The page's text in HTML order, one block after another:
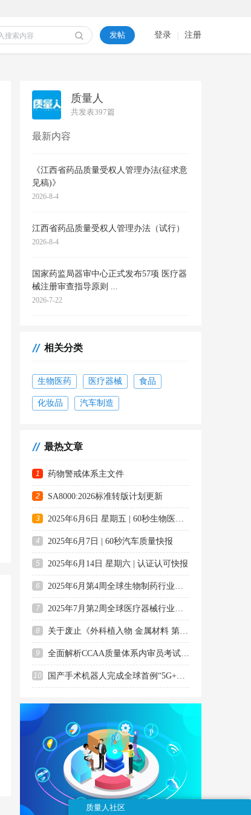
注册
登录
发帖
质量人
共发表397篇
最新内容
《江西省药品质量受权人管理办法(征求意
见稿)》
2026-8-4
江西省药品质量受权人管理办法（试行）
2026-8-4
国家药监局器审中心正式发布57项 医疗器
械注册审查指导原则 ...
2026-7-22
相关分类
生物医药 医疗器械 食品
化妆品 汽车制造
最热文章
1 药物警戒体系主文件
2 SA8000:2026标准转版计划更新
3 2025年6月6日 星期五 | 60秒生物医药质量快
4 2025年6月7日 | 60秒汽车质量快报
5 2025年6月14日 星期六 | 认证认可快报
6 2025年6月第4周全球生物制药行业动态汇总
7 2025年7月第2周全球医疗器械行业动态汇总
8 关于废止《外科植入物 金属材料 第12部分：
9 全面解析CCAA质量体系内审员考试：备考指南
10 国产手术机器人完成全球首例“5G+量子加密
质量人社区